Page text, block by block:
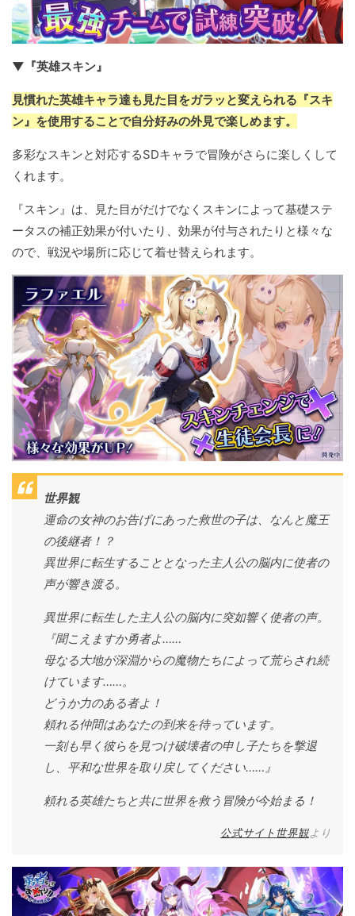
▼『英雄スキン』
見慣れた英雄キャラ達も見た目をガラッと変えられる『スキ
ン』を使用することで自分好みの外見で楽しめます。
多彩なスキンと対応するSDキャラで冒険がさらに楽しくして
くれます。
『スキン』は、見た目がだけでなくスキンによって基礎ステ
ータスの補正効果が付いたり、効果が付与されたりと様々な
ので、戦況や場所に応じて着せ替えられます。
世界観
運命の女神のお告げにあった救世の子は、なんと魔王
の後継者！？
異世界に転生することとなった主人公の脳内に使者の
声が響き渡る。
異世界に転生した主人公の脳内に突如響く使者の声。
『聞こえますか勇者よ……
母なる大地が深淵からの魔物たちによって荒らされ続
けています……。
どうか力のある者よ！
頼れる仲間はあなたの到来を待っています。
一刻も早く彼らを見つけ破壊者の申し子たちを撃退
し、平和な世界を取り戻してください……』
頼れる英雄たちと共に世界を救う冒険が今始まる！
公式サイト世界観より